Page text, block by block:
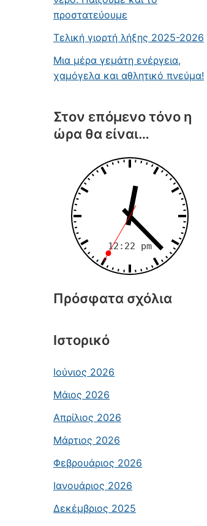
προστατεύουμε
Τελική γιορτή λήξης 2025-2026
Μια μέρα γεμάτη ενέργεια,
χαμόγελα και αθλητικό πνεύμα!
Στον επόμενο τόνο η
ώρα θα είναι…
Πρόσφατα σχόλια
Ιστορικό
Ιούνιος 2026
Μάιος 2026
Απρίλιος 2026
Μάρτιος 2026
Φεβρουάριος 2026
Ιανουάριος 2026
Δεκέμβριος 2025